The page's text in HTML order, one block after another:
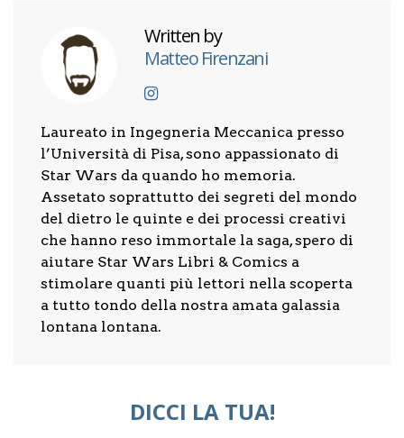
Written by
Matteo Firenzani
Laureato in Ingegneria Meccanica presso
l’Università di Pisa, sono appassionato di
Star Wars da quando ho memoria.
Assetato soprattutto dei segreti del mondo
del dietro le quinte e dei processi creativi
che hanno reso immortale la saga, spero di
aiutare Star Wars Libri & Comics a
stimolare quanti più lettori nella scoperta
a tutto tondo della nostra amata galassia
lontana lontana.
DICCI LA TUA!